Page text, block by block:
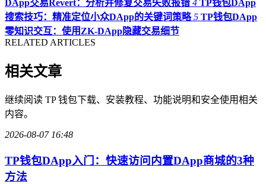
DApp交易Revert：分析并修复交易失败报错 4 TP钱包DApp
搜索技巧：精准定位小众DApp的关键词策略 5 TP钱包DApp
零知识交互：使用ZK-DApp隐藏交易细节
RELATED ARTICLES
相关文章
继续阅读 TP 钱包下载、安装教程、功能说明和安全使用相关
内容。
2026-08-07 16:48
TP钱包DApp入门：快速访问内置DApp商城的3种
方法